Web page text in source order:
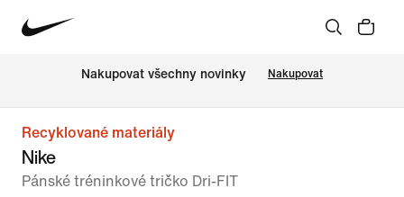
Nakupovat všechny novinky Nakupovat
Recyklované materiály
Nike
Pánské tréninkové tričko Dri-FIT